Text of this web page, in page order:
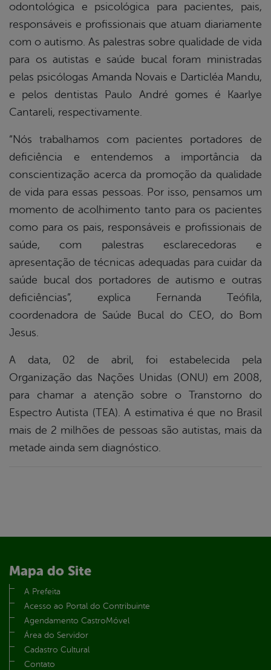
odontológica e psicológica para pacientes, pais,
responsáveis e profissionais que atuam diariamente
com o autismo. As palestras sobre qualidade de vida
para os autistas e saúde bucal foram ministradas
pelas psicólogas Amanda Novais e Darticléa Mandu,
e pelos dentistas Paulo André gomes é Kaarlye
Cantareli, respectivamente.
“Nós trabalhamos com pacientes portadores de
deficiência e entendemos a importância da
conscientização acerca da promoção da qualidade
de vida para essas pessoas. Por isso, pensamos um
momento de acolhimento tanto para os pacientes
como para os pais, responsáveis e profissionais de
saúde, com palestras esclarecedoras e
apresentação de técnicas adequadas para cuidar da
saúde bucal dos portadores de autismo e outras
deficiências”, explica Fernanda Teófila,
coordenadora de Saúde Bucal do CEO, do Bom
Jesus.
A data, 02 de abril, foi estabelecida pela
Organização das Nações Unidas (ONU) em 2008,
para chamar a atenção sobre o Transtorno do
Espectro Autista (TEA). A estimativa é que no Brasil
mais de 2 milhões de pessoas são autistas, mais da
metade ainda sem diagnóstico.
Mapa do Site
A Prefeita
Acesso ao Portal do Contribuinte
Agendamento CastroMóvel
Área do Servidor
Cadastro Cultural
Contato